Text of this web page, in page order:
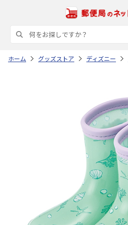
ホーム グッズストア ディズニー